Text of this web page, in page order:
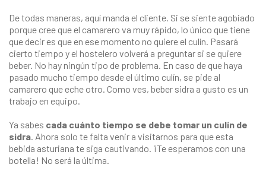
De todas maneras, aquí manda el cliente. Si se siente agobiado
porque cree que el camarero va muy rápido, lo único que tiene
que decir es que en ese momento no quiere el culín. Pasará
cierto tiempo y el hostelero volverá a preguntar si se quiere
beber. No hay ningún tipo de problema. En caso de que haya
pasado mucho tiempo desde el último culín, se pide al
camarero que eche otro. Como ves, beber sidra a gusto es un
trabajo en equipo.
Ya sabes cada cuánto tiempo se debe tomar un culín de
sidra . Ahora solo te falta venir a visitarnos para que esta
bebida asturiana te siga cautivando. ¡Te esperamos con una
botella! No será la última.